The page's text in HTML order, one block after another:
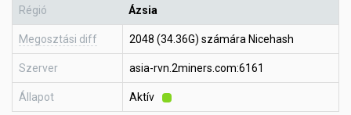
Régió Ázsia
Megosztási diff 2048 (34.36G) számára Nicehash
Szerver asia-rvn.2miners.com:6161
Állapot Aktív